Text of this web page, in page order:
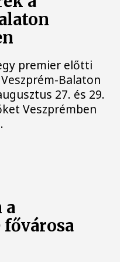
premier előtti
Balaton
27. és 29.
Veszprémben
a